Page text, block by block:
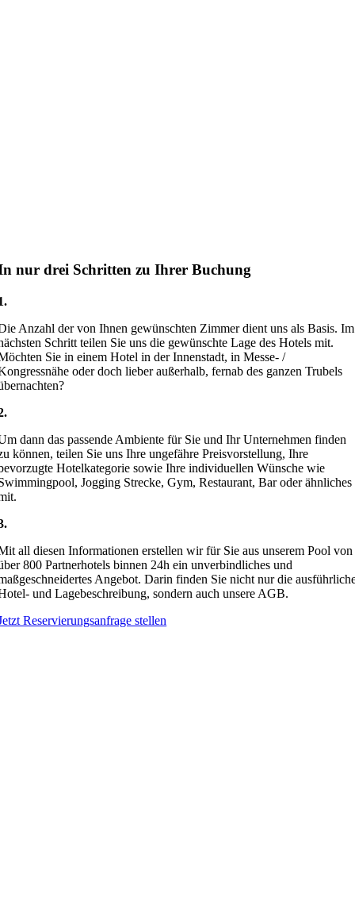
nur drei Schritten zu Ihrer Buchung
Anzahl der von Ihnen gewünschten Zimmer dient uns als Basis. Im
Schritt teilen Sie uns die gewünschte Lage des Hotels mit.
Sie in einem Hotel in der Innenstadt, in Messe- /
oder doch lieber außerhalb, fernab des ganzen Trubels
dann das passende Ambiente für Sie und Ihr Unternehmen finden
können, teilen Sie uns Ihre ungefähre Preisvorstellung, Ihre
Hotelkategorie sowie Ihre individuellen Wünsche wie
Jogging Strecke, Gym, Restaurant, Bar oder ähnliches
all diesen Informationen erstellen wir für Sie aus unserem Pool von
800 Partnerhotels binnen 24h ein unverbindliches und
Angebot. Darin finden Sie nicht nur die
und Lagebeschreibung, sondern auch unsere AGB.
Reservierungsanfrage stellen